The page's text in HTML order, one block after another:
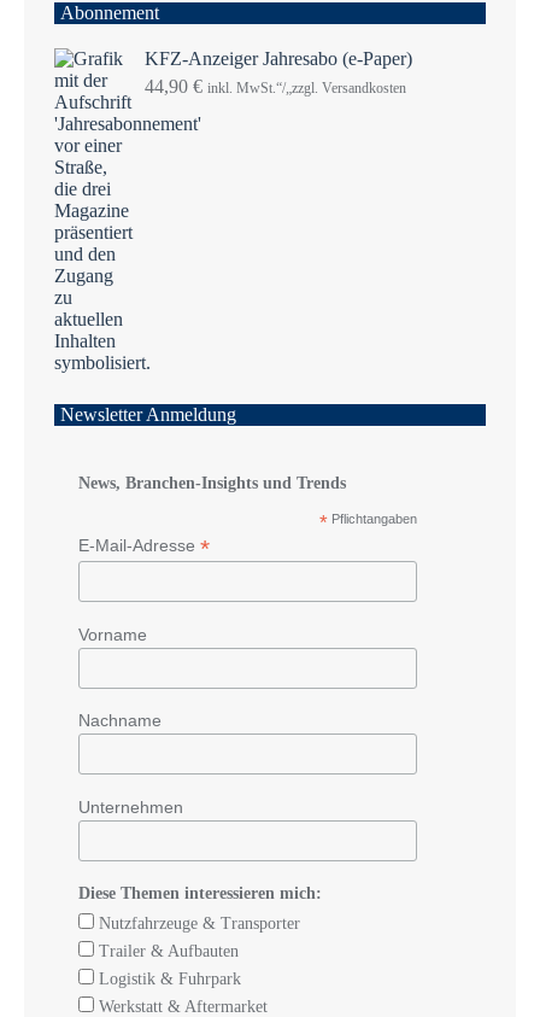
Abonnement
KFZ-Anzeiger Jahresabo (e-Paper)
44,90 € inkl. MwSt.“/„zzgl. Versandkosten
Newsletter Anmeldung
News, Branchen-Insights und Trends
* Pflichtangaben
E-Mail-Adresse *
Vorname
Nachname
Unternehmen
Diese Themen interessieren mich:
Nutzfahrzeuge & Transporter
Trailer & Aufbauten
Logistik & Fuhrpark
Werkstatt & Aftermarket